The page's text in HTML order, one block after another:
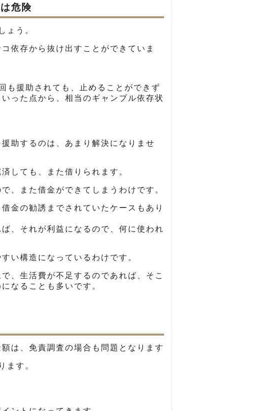
危険
ょう。
依存から抜け出すことができていま
も援助されても、止めることができず
った点から、相当のギャンブル依存状
助するのは、あまり解決になりませ
しても、また借りられます。
、また借金ができてしまうわけです。
金の勧誘までされていたケースもあり
、それが利益になるので、何に使われ
い構造になっているわけです。
、生活費が不足するのであれば、そこ
なることも多いです。
は、免責調査の場合も問題となります
ます。